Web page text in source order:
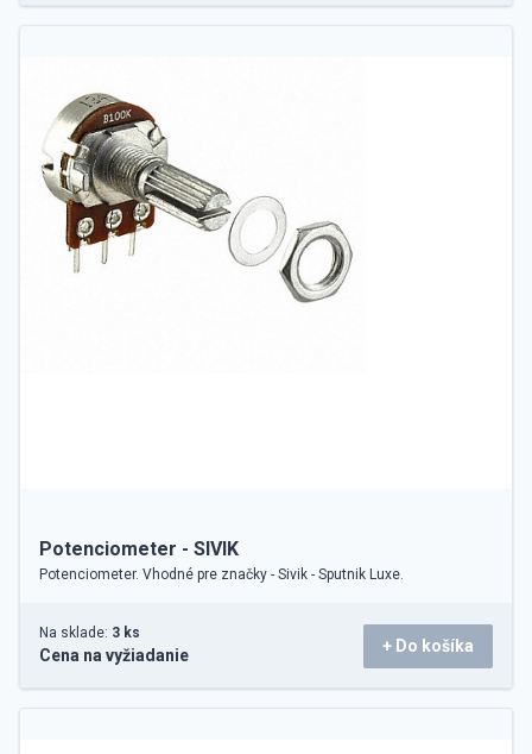
Potenciometer - SIVIK
Potenciometer. Vhodné pre značky - Sivik - Sputnik Luxe.
Na sklade: 3 ks
Cena na vyžiadanie + Do košíka